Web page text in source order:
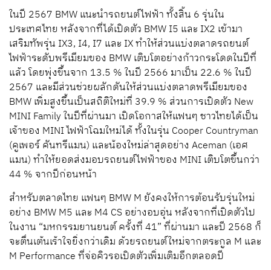
ในปี 2567 BMW แนะนำรถยนต์ไฟฟ้า ทั้งสิ้น 6 รุ่นใน
ประเทศไทย หลังจากที่ได้เปิดตัว BMW I5 และ IX2 เข้ามา
เสริมทัพรุ่น IX3, I4, I7 และ IX ทำให้ส่วนแบ่งตลาดรถยนต์
ไฟฟ้าระดับพรีเมียมของ BMW เติบโตอย่างก้าวกระโดดในปีที่
แล้ว โดยพุ่งขึ้นจาก 13.5 % ในปี 2566 มาเป็น 22.6 % ในปี
2567 และมีส่วนช่วยผลักดันให้ส่วนแบ่งตลาดพรีเมียมของ
BMW เพิ่มสูงขึ้นเป็นสถิติใหม่ที่ 39.9 % ส่วนการเปิดตัว New
MINI Family ในปีที่ผ่านมา เปิดโอกาสให้แฟนๆ ชาวไทยได้เป็น
เจ้าของ MINI ไฟฟ้าโฉมใหม่ได้ ทั้งในรุ่น Cooper Countryman
(คูเพอร์ คันทรีแมน) และน้องใหม่ล่าสุดอย่าง Aceman (เอศ
แมน) ทำให้ยอดส่งมอบรถยนต์ไฟฟ้าของ MINI เติบโตขึ้นกว่า
44 % จากปีก่อนหน้า
สำหรับตลาดไทย แฟนๆ BMW M ยังคงให้การต้อนรับรุ่นใหม่
อย่าง BMW M5 และ M4 CS อย่างอบอุ่น หลังจากที่เปิดตัวไป
ในงาน “มหกรรมยานยนต์ ครั้งที่ 41” ที่ผ่านมา และปี 2568 ก็
จะตื่นเต้นเร้าใจยิ่งกว่าเดิม ด้วยรถยนต์ใหม่จากตระกูล M และ
M Performance ที่จ่อคิวรอเปิดตัวเพิ่มเติมอีกตลอดปี